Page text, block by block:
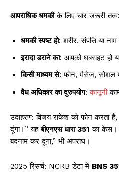
आपराधिक धमकीके लिए चार जरूरी तत्व:
धमकी स्पष्ट हो: शरीर, संपत्ति या
इरादा डराने का: आपको घबराहट हो
किसी माध्यम से: फोन, मैसेज, सोशल
वैध अधिकार का दुरुपयोग:कानूनी
उदाहरण: विजय राकेश को फोन करता
दूंगा।” यहबीएनएस धारा 351 का केस।
बदनाम कर दूंगा,” भी अपराध।
2025 रिसर्च: NCRB डेटा में BNS